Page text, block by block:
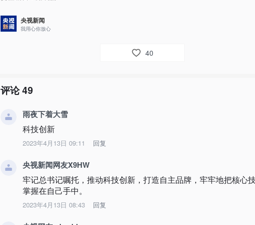
央视新闻
我用心你放心
40
评论49
雨夜下着大雪
科技创新
2023年4月13日 09:11 回复
央视新闻网友X9HW
牢记总书记嘱托，推动科技创新，打造自主品牌，牢牢地把核心
掌握在自己手中。
2023年4月13日 08:43 回复